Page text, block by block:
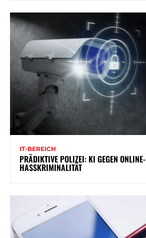
IT-BEREICH
PRÄDIKTIVE POLIZEI: KI GEGEN ONLINE-
HASSKRIMINALITÄT